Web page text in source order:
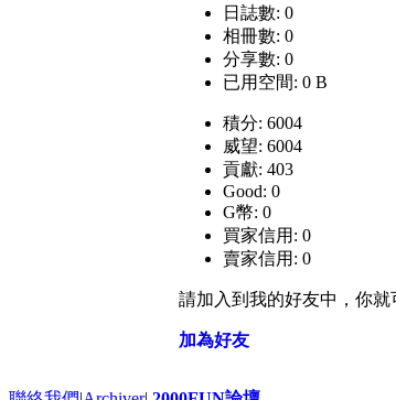
日誌數: 0
相冊數: 0
分享數: 0
已用空間: 0 B
積分: 6004
威望: 6004
貢獻: 403
Good: 0
G幣: 0
買家信用: 0
賣家信用: 0
請加入到我的好友中，你就
加為好友